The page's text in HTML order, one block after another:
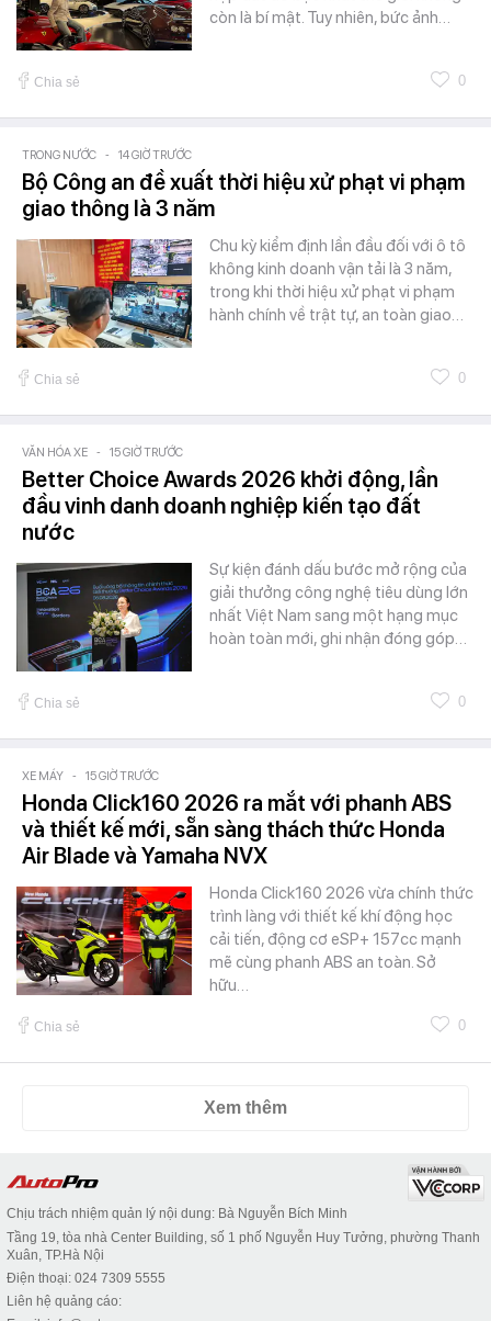
còn là bí mật. Tuy nhiên, bức ảnh…
Chia sẻ 0
TRONG NƯỚC - 14 GIỜ TRƯỚC
Bộ Công an đề xuất thời hiệu xử phạt vi phạm
giao thông là 3 năm
Chu kỳ kiểm định lần đầu đối với ô tô
không kinh doanh vận tải là 3 năm,
trong khi thời hiệu xử phạt vi phạm
hành chính về trật tự, an toàn giao…
Chia sẻ 0
VĂN HÓA XE - 15 GIỜ TRƯỚC
Better Choice Awards 2026 khởi động, lần
đầu vinh danh doanh nghiệp kiến tạo đất
nước
Sự kiện đánh dấu bước mở rộng của
giải thưởng công nghệ tiêu dùng lớn
nhất Việt Nam sang một hạng mục
hoàn toàn mới, ghi nhận đóng góp…
Chia sẻ 0
XE MÁY - 15 GIỜ TRƯỚC
Honda Click160 2026 ra mắt với phanh ABS
và thiết kế mới, sẵn sàng thách thức Honda
Air Blade và Yamaha NVX
Honda Click160 2026 vừa chính thức
trình làng với thiết kế khí động học
cải tiến, động cơ eSP+ 157cc mạnh
mẽ cùng phanh ABS an toàn. Sở
hữu…
Chia sẻ 0
Xem thêm
Chịu trách nhiệm quản lý nội dung: Bà Nguyễn Bích Minh
Tầng 19, tòa nhà Center Building, số 1 phố Nguyễn Huy Tưởng, phường Thanh
Xuân, TP.Hà Nội
Điện thoại: 024 7309 5555
Liên hệ quảng cáo: